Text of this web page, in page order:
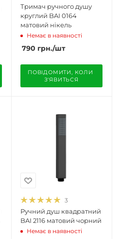
Тримач ручного душу
круглий BAI 0164
матовий нікель
Немає в наявності
790 грн./шт
ПОВІДОМИТИ, КОЛИ
З'ЯВИТЬСЯ
3
Ручний душ квадратний
BAI 2116 матовий чорний
Немає в наявності